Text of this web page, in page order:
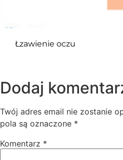
Łzawienie oczu
Dodaj
Twój adres email nie zostanie
pola są oznaczone *
Komentarz *